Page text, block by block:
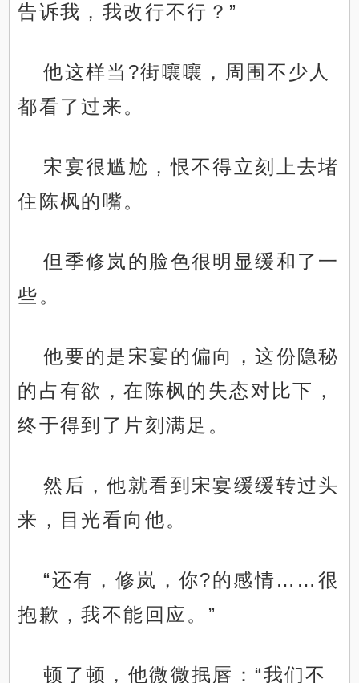
告诉我，我改行不行？”
他这样当?街嚷嚷，周围不少人
都看了过来。
宋宴很尴尬，恨不得立刻上去堵
住陈枫的嘴。
但季修岚的脸色很明显缓和了一
些。
他要的是宋宴的偏向，这份隐秘
的占有欲，在陈枫的失态对比下，
终于得到了片刻满足。
然后，他就看到宋宴缓缓转过头
来，目光看向他。
“还有，修岚，你?的感情……很
抱歉，我不能回应。”
顿了顿，他微微抿唇：“我们不